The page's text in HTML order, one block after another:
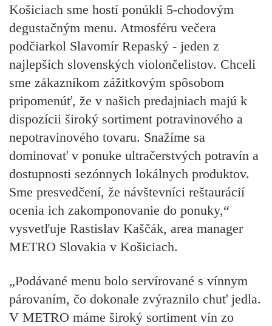
Košiciach sme hostí ponúkli 5-chodovým
degustačným menu. Atmosféru večera
podčiarkol Slavomír Repaský - jeden z
najlepších slovenských violončelistov. Chceli
sme zákazníkom zážitkovým spôsobom
pripomenúť, že v našich predajniach majú k
dispozícii široký sortiment potravinového a
nepotravinového tovaru. Snažíme sa
dominovať v ponuke ultračerstvých potravín a
dostupnosti sezónnych lokálnych produktov.
Sme presvedčení, že návštevníci reštaurácií
ocenia ich zakomponovanie do ponuky,“
vysvetľuje Rastislav Kaščák, area manager
METRO Slovakia v Košiciach.
„Podávané menu bolo servírované s vínnym
párovaním, čo dokonale zvýraznilo chuť jedla.
V METRO máme široký sortiment vín zo